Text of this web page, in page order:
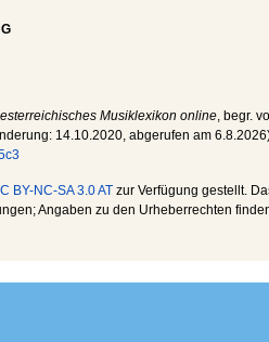
Musiklexikon online, begr.
14.10.2020, abgerufen am 6.8.2026
BY-NC-SA 3.0 AT zur Verfügung gestellt.
Angaben zu den Urheberrechten